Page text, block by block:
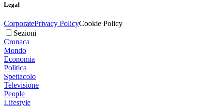
Legal
CorporatePrivacy PolicyCookie Policy
Sezioni
Cronaca
Mondo
Economia
Politica
Spettacolo
Televisione
People
Lifestyle